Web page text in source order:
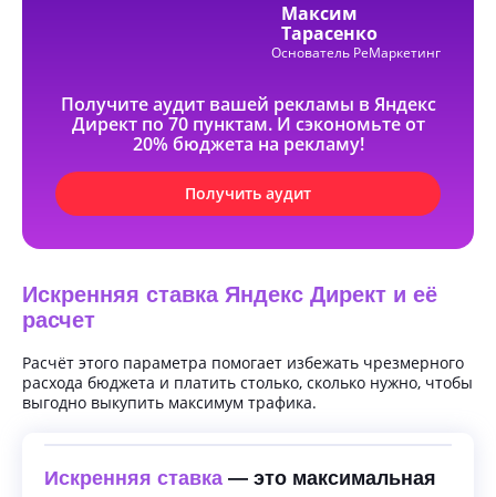
Максим
Тарасенко
Основатель РеМаркетинг
Получите аудит вашей рекламы в Яндекс
Директ по 70 пунктам. И сэкономьте от
20% бюджета на рекламу!
Получить аудит
Искренняя ставка Яндекс Директ и её
расчет
Расчёт этого параметра помогает избежать чрезмерного
расхода бюджета и платить столько, сколько нужно, чтобы
выгодно выкупить максимум трафика.
Искренняя ставка — это максимальная